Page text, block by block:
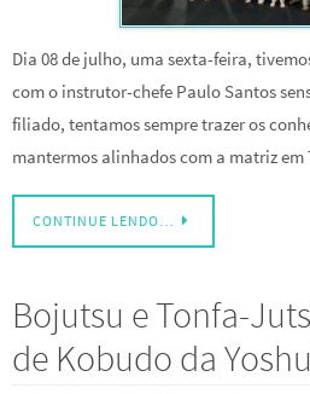
Dia 08 de julho, uma sexta-feira,
com o instrutor-chefe Paulo Santos
filiado, tentamos sempre trazer os
mantermos alinhados com a matriz em
CONTINUE LENDO…
Bojutsu e Tonfa-
de Kobudo da